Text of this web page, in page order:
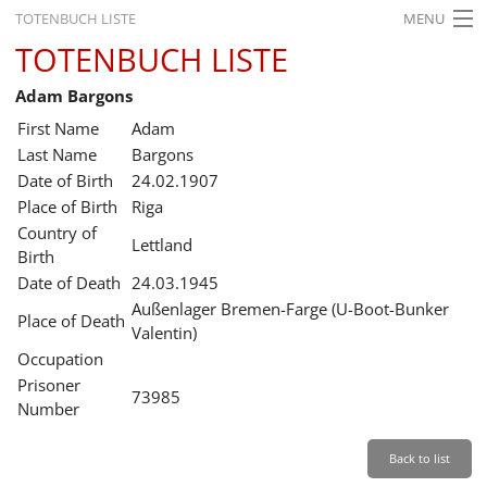
TOTENBUCH LISTE MENU
STARTSEITE
AUSSTELLUNGEN
GESCHICHTE
BILDUNG
FORSCHUNG
SERVICE
Leichte Sprache Back
Deutsch
TOTENBUCH LISTE
Adam Bargons
First Name
Adam
Last Name
Bargons
Date of Birth
24.02.1907
Place of Birth
Riga
Country of
Birth
Lettland
Date of Death 24.03.1945
Place of Death
Außenlager Bremen-Farge (U-Boot-Bunker
Valentin)
Occupation
Prisoner
Number
73985
Back to list